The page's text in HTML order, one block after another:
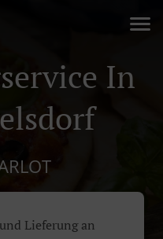
In
Lieferung an